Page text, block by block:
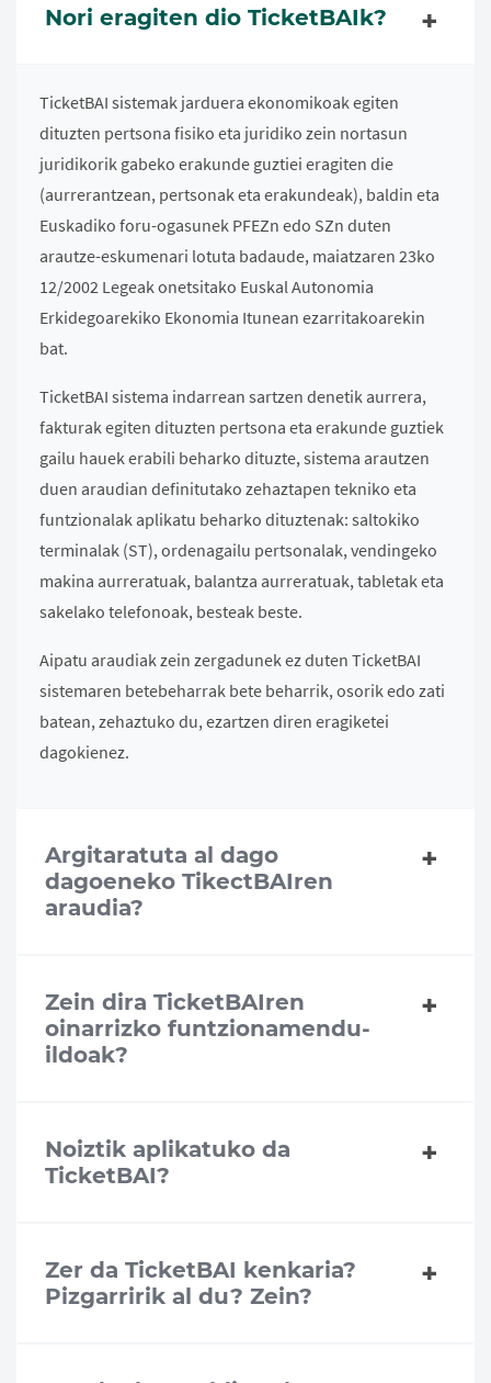
Nori eragiten dio TicketBAIk?
TicketBAI sistemak jarduera ekonomikoak egiten
dituzten pertsona fisiko eta juridiko zein nortasun
juridikorik gabeko erakunde guztiei eragiten die
(aurrerantzean, pertsonak eta erakundeak), baldin eta
Euskadiko foru-ogasunek PFEZn edo SZn duten
arautze-eskumenari lotuta badaude, maiatzaren 23ko
12/2002 Legeak onetsitako Euskal Autonomia
Erkidegoarekiko Ekonomia Itunean ezarritakoarekin
bat.
TicketBAI sistema indarrean sartzen denetik aurrera,
fakturak egiten dituzten pertsona eta erakunde guztiek
gailu hauek erabili beharko dituzte, sistema arautzen
duen araudian definitutako zehaztapen tekniko eta
funtzionalak aplikatu beharko dituztenak: saltokiko
terminalak (ST), ordenagailu pertsonalak, vendingeko
makina aurreratuak, balantza aurreratuak, tabletak eta
sakelako telefonoak, besteak beste.
Aipatu araudiak zein zergadunek ez duten TicketBAI
sistemaren betebeharrak bete beharrik, osorik edo zati
batean, zehaztuko du, ezartzen diren eragiketei
dagokienez.
Argitaratuta al dago
dagoeneko TikectBAIren
araudia?
Zein dira TicketBAIren
oinarrizko funtzionamendu-
ildoak?
Noiztik aplikatuko da
TicketBAI?
Zer da TicketBAI kenkaria?
Pizgarririk al du? Zein?